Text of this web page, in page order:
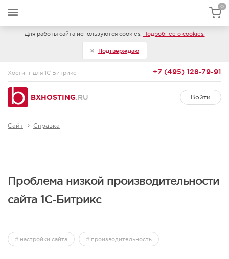
Для работы сайта используются cookies. Подробнее о cookies.
Подтверждаю
Хостинг для 1С Битрикс +7 (495) 128-79-91
BXHOSTING.RU Войти
Сайт Справка
Проблема низкой производительности
сайта 1С-Битрикс
настройки сайта производительность
0